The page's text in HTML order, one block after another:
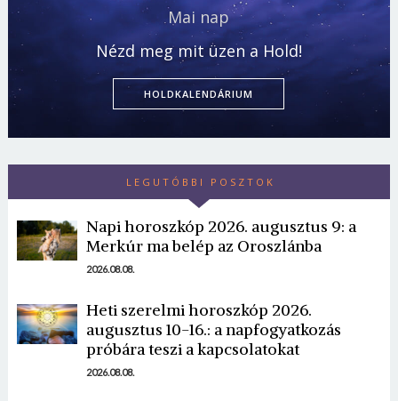
Mai nap
Nézd meg mit üzen a Hold!
HOLDKALENDÁRIUM
LEGUTÓBBI POSZTOK
Napi horoszkóp 2026. augusztus 9: a
Merkúr ma belép az Oroszlánba
2026.08.08.
Heti szerelmi horoszkóp 2026.
augusztus 10-16.: a napfogyatkozás
próbára teszi a kapcsolatokat
2026.08.08.
Borsonline bejelentkezés
E-mail cím vagy felhasználónév